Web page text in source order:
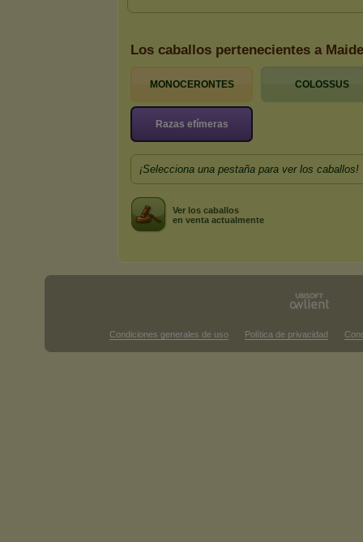
Los caballos pertenecientes a
MONOCERONTES COLOSSUS
Razas efímeras
¡Selecciona una pestaña para ver los caballos!
Ver los caballos
en venta actualmente
Condiciones generales de uso Política de privacidad